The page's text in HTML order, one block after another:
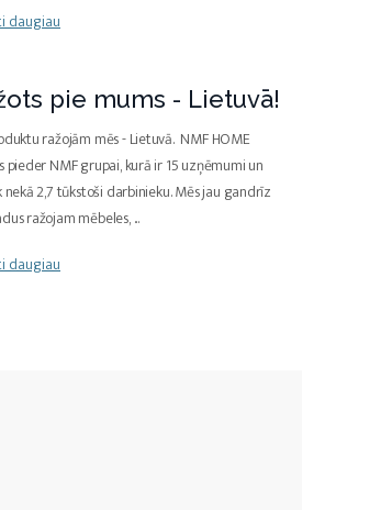
daugiau
pie mums - Lietuvā!
ražojām mēs - Lietuvā. NMF HOME
pieder NMF grupai, kurā ir 15 uzņēmumi un
nekā 2,7 tūkstoši darbinieku. Mēs jau gandrīz
ražojam mēbeles,...
daugiau